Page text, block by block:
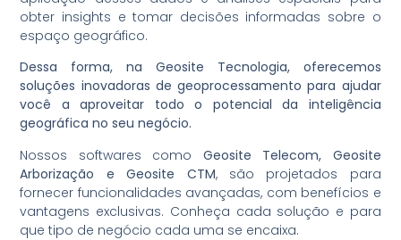
obter insights e tomar decisões informadas sobre o
espaço geográfico.
Dessa forma, na Geosite Tecnologia, oferecemos
soluções inovadoras de geoprocessamento para ajudar
você a aproveitar todo o potencial da inteligência
geográfica no seu negócio.
Nossos softwares como Geosite Telecom, Geosite
Arborização e Geosite CTM, são projetados para
fornecer funcionalidades avançadas, com benefícios e
vantagens exclusivas. Conheça cada solução e para
que tipo de negócio cada uma se encaixa.